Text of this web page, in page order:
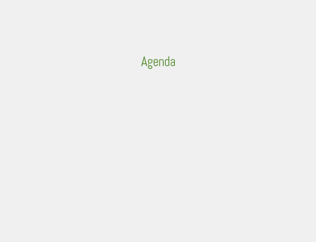
Agenda